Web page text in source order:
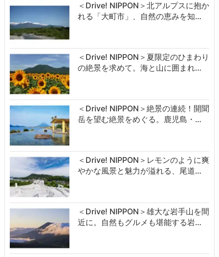
＜Drive! NIPPON＞北アルプスに抱か
れる「大町市」、自然の恵みを知…
＜Drive! NIPPON＞夏限定のひまわり
の絶景を求めて。海と山に囲まれ…
＜Drive! NIPPON＞絶景の連続！開聞
岳を望む絶景をめぐる。鹿児島・…
＜Drive! NIPPON＞レモンのように爽
やかな風景と魅力が溢れる、尾道…
＜Drive! NIPPON＞雄大な岩手山を間
近に。自然もグルメも堪能する岩…